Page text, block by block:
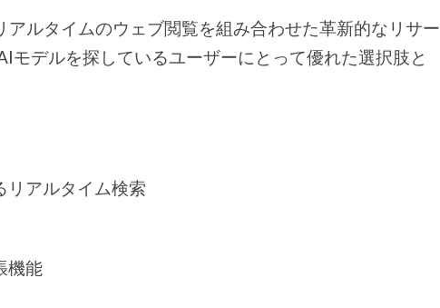
ルタイムのウェブ閲覧を組み合わせた革新的なリサー
モデルを探しているユーザーにとって優れた選択肢と
リアルタイム検索
機能